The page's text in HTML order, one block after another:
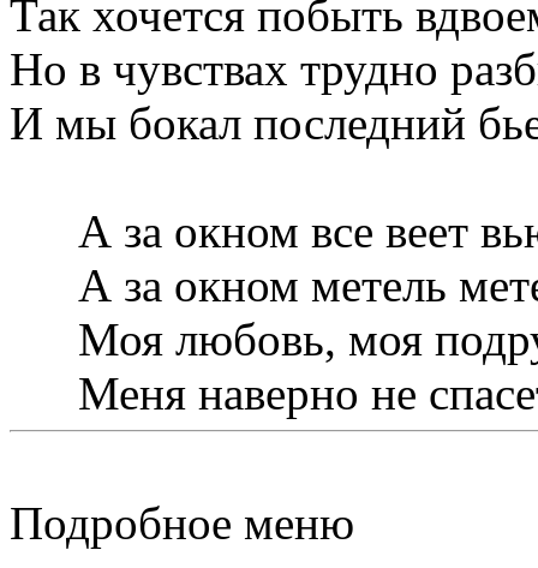
Так хочется побыть
Но в чувствах трудно
И мы бокал последний
А за окном все веет
А за окном метель
Моя любовь, моя
Меня наверно не
Подробное меню